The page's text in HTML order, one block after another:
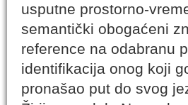
usputne prostorno-
semantički obogaćeni
reference na odabranu
identifikacija onog koji
pronašao put do svog